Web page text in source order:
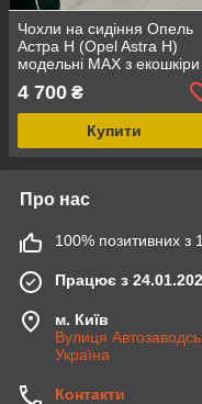
Чохли на сидіння Опель
Астра Н (Opel Astra H)
модельні MAX з екошкіри
4 700 ₴
Купити
Про нас
100% позитивних з
Працює з
м. Київ
Вулиця
Україна
Контакти